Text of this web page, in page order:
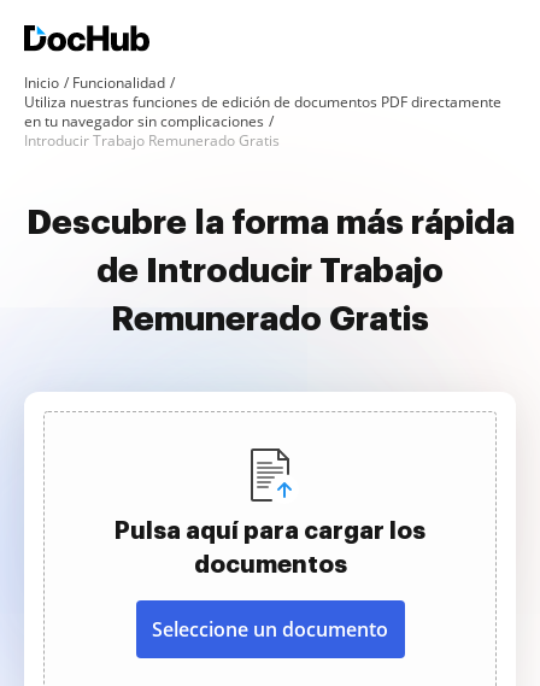
Inicio
Funcionalidad
Utiliza nuestras funciones de edición de documentos PDF directamente
en tu navegador sin complicaciones
Introducir Trabajo Remunerado Gratis
Descubre la forma más rápida
de Introducir Trabajo
Remunerado Gratis
Pulsa aquí para cargar los
documentos
Seleccione un documento